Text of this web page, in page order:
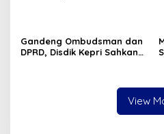
Gandeng Ombudsman dan
DPRD, Disdik Kepri Sahkan
View